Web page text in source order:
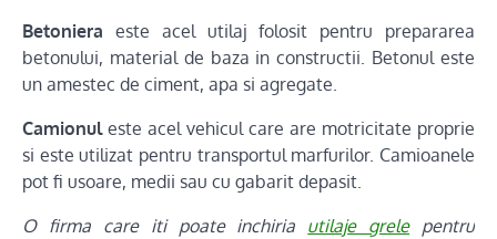
Betoniera este acel utilaj folosit pentru prepararea
betonului, material de baza in constructii. Betonul este
un amestec de ciment, apa si agregate.
Camionuleste acel vehicul care are motricitate proprie
si este utilizat pentru transportul marfurilor. Camioanele
pot fi usoare, medii sau cu gabarit depasit.
O firma care iti poate inchiria utilaje grelepentru